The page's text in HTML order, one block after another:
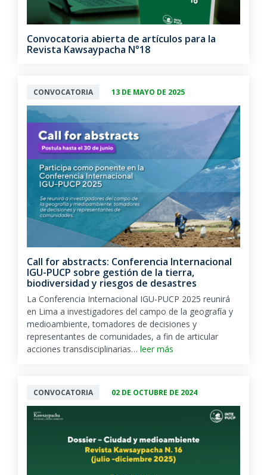
Convocatoria abierta de artículos para la
Revista Kawsaypacha N°18
CONVOCATORIA 13 DE MAYO DE 2025
Call for abstracts: Conferencia Internacional
IGU-PUCP sobre gestión de la tierra,
biodiversidad y riesgos de desastres
La Conferencia Internacional IGU-PUCP 2025 reunirá
en Lima a investigadores del campo de la geografía y
medioambiente, tomadores de decisiones y
representantes de comunidades, a fin de articular
acciones transdisciplinarias… leer más
CONVOCATORIA 02 DE OCTUBRE DE 2024